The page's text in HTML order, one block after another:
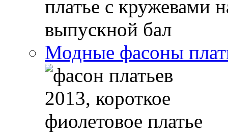
Модные фасоны